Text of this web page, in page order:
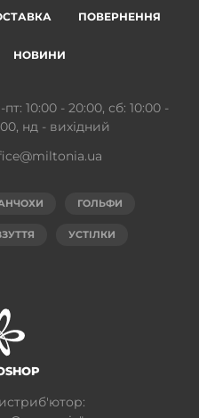
пт: 10:00 - 20:00, сб: 10:00 -
нд - вихідний
ГОЛЬФИ
УСТІЛКИ
ПОВЕРНЕННЯ
НОВИНИ